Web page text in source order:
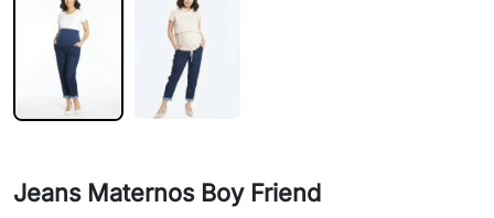
Jeans Maternos Boy Friend